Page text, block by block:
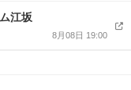
江坂
8月08日 19:00